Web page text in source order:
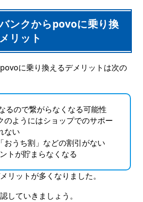
ンクからpovoに乗り換
リット
に乗り換えるデメリットは次の
るので繋がらなくなる可能性
のようにはショップでのサポー
ない
おうち割」などの割引がない
トが貯まらなくなる
リットが多くなりました。
していきましょう。